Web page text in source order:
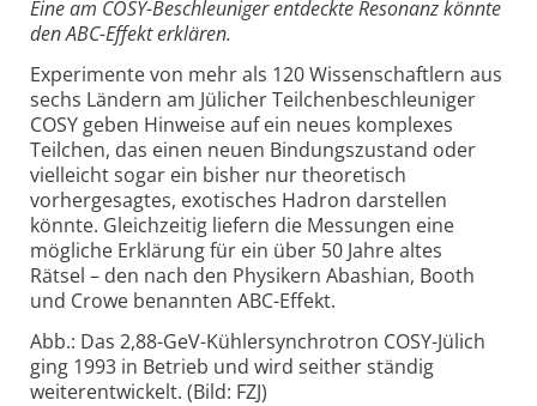
Eine am COSY-Beschleuniger entdeckte Resonanz könnte
den ABC-Effekt erklären.
Experimente von mehr als 120 Wissenschaftlern aus
sechs Ländern am Jülicher Teilchenbeschleuniger
COSY geben Hinweise auf ein neues komplexes
Teilchen, das einen neuen Bindungszustand oder
vielleicht sogar ein bisher nur theoretisch
vorhergesagtes, exotisches Hadron darstellen
könnte. Gleichzeitig liefern die Messungen eine
mögliche Erklärung für ein über 50 Jahre altes
Rätsel – den nach den Physikern Abashian, Booth
und Crowe benannten ABC-Effekt.
Abb.: Das 2,88-GeV-Kühlersynchrotron COSY-Jülich
ging 1993 in Betrieb und wird seither ständig
weiterentwickelt. (Bild: FZJ)